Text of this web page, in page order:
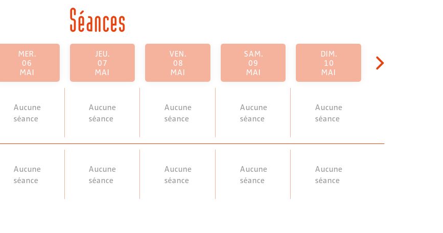
Séances
MER.
06
MAI
Aucune
séance
Aucune
séance
JEU.
07
MAI
Aucune
séance
Aucune
séance
VEN.
08
MAI
Aucune
séance
Aucune
séance
SAM.
09
MAI
Aucune
séance
Aucune
séance
DIM.
10
MAI
Aucune
séance
Aucune
séance